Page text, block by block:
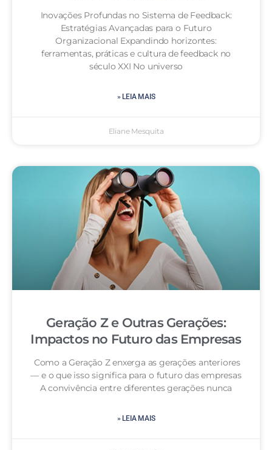
Inovações Profundas no Sistema de Feedback:
Estratégias Avançadas para o Futuro
Organizacional Expandindo horizontes:
ferramentas, práticas e cultura de feedback no
século XXI No universo
» LEIA MAIS
Eliane Mesquita
Geração Z e Outras Gerações:
Impactos no Futuro das Empresas
Como a Geração Z enxerga as gerações anteriores
— e o que isso significa para o futuro das empresas
A convivência entre diferentes gerações nunca
» LEIA MAIS